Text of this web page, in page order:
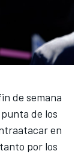
de semana
de los
en
por los